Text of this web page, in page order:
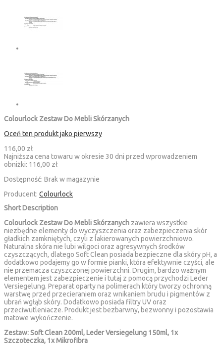
Colourlock Zestaw Do Mebli Skórzanych
Oceń ten produkt jako pierwszy
116,00 zł
Najniższa cena towaru w okresie 30 dni przed wprowadzeniem
obniżki: 116,00 zł
Dostępność: Brak w magazynie
Producent: Colourlock
Short Description
Colourlock Zestaw Do Mebli Skórzanych zawiera wszystkie
niezbędne elementy do wyczyszczenia oraz zabezpieczenia skór
gładkich zamkniętych, czyli z lakierowanych powierzchniowo.
Naturalna skóra nie lubi wilgoci oraz agresywnych środków
czyszczących, dlatego Soft Clean posiada bezpieczne dla skóry pH, a
dodatkowo podajemy go w formie pianki, która efektywnie czyści, ale
nie przemacza czyszczonej powierzchni. Drugim, bardzo ważnym
elementem jest zabezpieczenie i tutaj z pomocą przychodzi Leder
Versiegelung. Preparat oparty na polimerach który tworzy ochronną
warstwę przed przecieraniem oraz wnikaniem brudu i pigmentów z
ubrań wgłąb skóry. Dodatkowo posiada filtry UV oraz
przeciwutleniacze. Produkt jest bezbarwny, bezwonny i pozostawia
matowe wykończenie.
Zestaw: Soft Clean 200ml, Leder Versiegelung 150ml, 1x
Szczoteczka, 1x Mikrofibra